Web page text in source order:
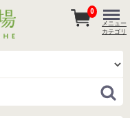
0
メニュー
カテゴリ